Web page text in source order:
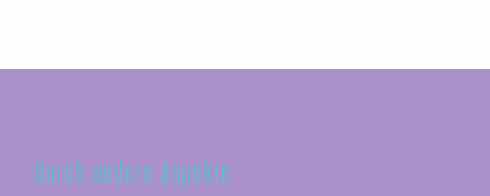
Durch andere Aspekte